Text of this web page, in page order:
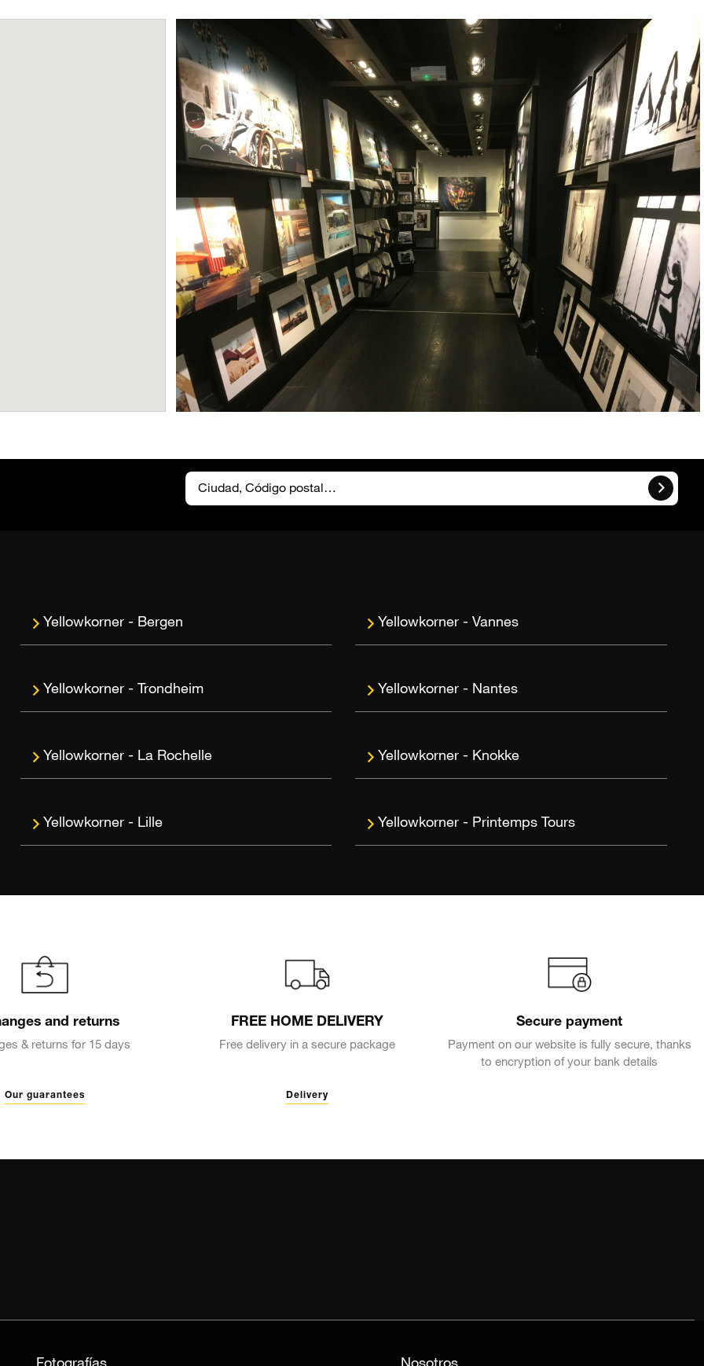
Bergen Vannes
Trondheim Nantes
La Rochelle Knokke
Lille Printemps Tours
and returns
& returns for 15 days
Our guarantees
FREE HOME DELIVERY
Free delivery in a secure package
Delivery
Secure payment
Payment on our website is fully secure, thanks
to encryption of your bank details